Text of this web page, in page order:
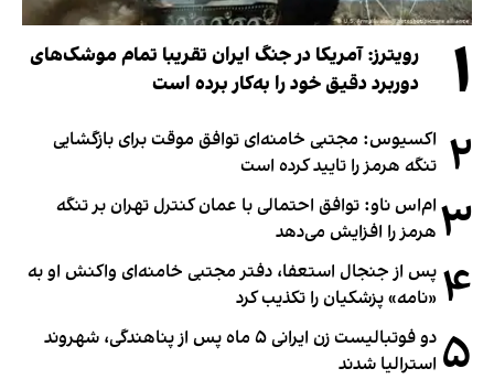
۱
رویترز: آمریکا در جنگ ایران تقریبا تمام موشک‌های
دوربرد دقیق خود را به‌کار برده است
۲ اکسیوس: مجتبی خامنه‌ای توافق موقت برای بازگشایی
تنگه هرمز را تایید کرده است
۳ ام‌اس ناو: توافق احتمالی با عمان کنترل تهران بر تنگه
هرمز را افزایش می‌دهد
۴ پس از جنجال استعفا، دفتر مجتبی خامنه‌ای واکنش او به
«نامه» پزشکیان را تکذیب کرد
۵
دو فوتبالیست زن ایرانی ۵ ماه پس از پناهندگی، شهروند
استرالیا شدند